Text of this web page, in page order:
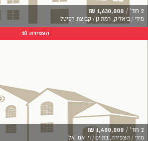
2 חד' / 1,630,000 ₪
מידי / ביאליק, רמת גן / קבוצת רסיטל
הצפירה 10
2 חד' / 1,400,000 ₪
מידי / הצפירה, בת ים / וי. אם. אל